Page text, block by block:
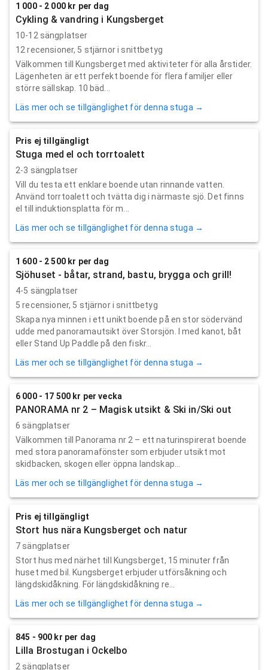
1 000 - 2 000 kr per dag
Cykling & vandring i Kungsberget
10-12 sängplatser
12 recensioner, 5 stjärnor i snittbetyg
Välkommen till Kungsberget med aktiviteter för alla årstider.
Lägenheten är ett perfekt boende för flera familjer eller
större sällskap. 10 bäd...
Läs mer och se tillgänglighet för denna stuga →
Pris ej tillgängligt
Stuga med el och torrtoalett
2-3 sängplatser
Vill du testa ett enklare boende utan rinnande vatten.
Använd torrtoalett och tvätta dig i närmaste sjö. Det finns
el till induktionsplatta för m...
Läs mer och se tillgänglighet för denna stuga →
1 600 - 2 500 kr per dag
Sjöhuset - båtar, strand, bastu, brygga och grill!
4-5 sängplatser
5 recensioner, 5 stjärnor i snittbetyg
Skapa nya minnen i ett unikt boende på en stor södervänd
udde med panoramautsikt över Storsjön. I med kanot, båt
eller Stand Up Paddle på den fiskr...
Läs mer och se tillgänglighet för denna stuga →
6 000 - 17 500 kr per vecka
PANORAMA nr 2 – Magisk utsikt & Ski in/Ski out
6 sängplatser
Välkommen till Panorama nr 2 – ett naturinspirerat boende
med stora panoramafönster som erbjuder utsikt mot
skidbacken, skogen eller öppna landskap...
Läs mer och se tillgänglighet för denna stuga →
Pris ej tillgängligt
Stort hus nära Kungsberget och natur
7 sängplatser
Stort hus med närhet till Kungsberget, 15 minuter från
huset med bil. Kungsberget erbjuder utförsåkning och
längdskidåkning. För längdskidåkning re...
Läs mer och se tillgänglighet för denna stuga →
845 - 900 kr per dag
Lilla Brostugan i Ockelbo
2 sängplatser